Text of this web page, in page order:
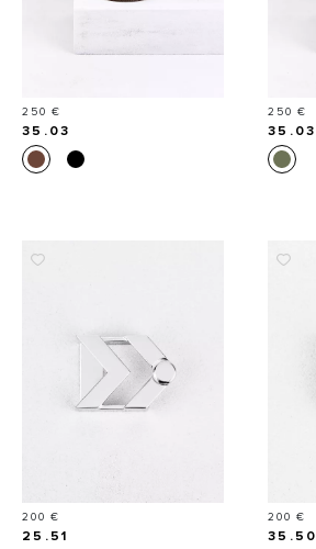
Prix
250 €
35.03
Prix
250 €
35.03
Prix
200 €
25.51
Prix
200 €
35.50